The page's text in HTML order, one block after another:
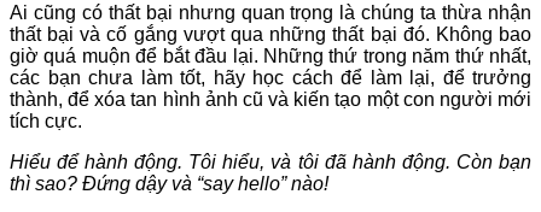
Ai cũng có thất bại nhưng quan trọng là chúng ta thừa nhận
thất bại và cố gắng vượt qua những thất bại đó. Không bao
giờ quá muộn để bắt đầu lại. Những thứ trong năm thứ nhất,
các bạn chưa làm tốt, hãy học cách để làm lại, để trưởng
thành, để xóa tan hình ảnh cũ và kiến tạo một con người mới
tích cực.
Hiểu để hành động. Tôi hiểu, và tôi đã hành động. Còn bạn
thì sao? Đứng dậy và “say hello” nào!